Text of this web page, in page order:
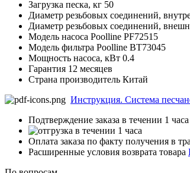
Загрузка песка, кг 50
Диаметр резьбовых соединений,
Диаметр резьбовых соединений,
Модель насоса Poolline PF72515
Модель фильтра Poolline BT73045
Мощность насоса, кВт 0.4
Гарантия 12 месяцев
Страна производитель Китай
Инструкция. Система
Подтверждение заказа в течении 1 часа
Оплата заказа по факту получения в
Расширенные условия возврата товара